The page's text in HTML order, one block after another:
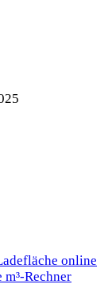
online
Rechner